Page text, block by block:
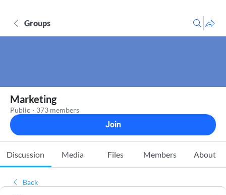
Groups
Marketing
Public · 373 members
Join
Discussion Media Files Members About
Back